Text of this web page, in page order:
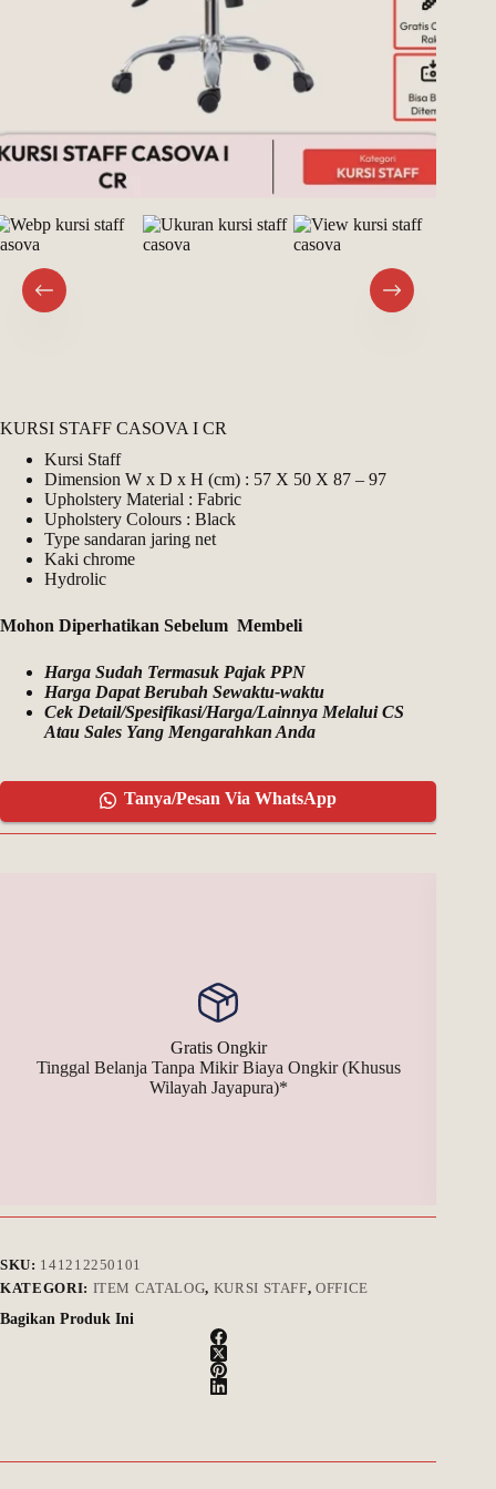
KURSI STAFF CASOVA I CR
Kursi Staff
Dimension W x D x H (cm) : 57 X 50 X 87 – 97
Upholstery Material : Fabric
Upholstery Colours : Black
Type sandaran jaring net
Kaki chrome
Hydrolic
Mohon Diperhatikan Sebelum Membeli
Harga Sudah Termasuk Pajak PPN
Harga Dapat Berubah Sewaktu-waktu
Cek Detail/Spesifikasi/Harga/Lainnya Melalui CS
Atau Sales Yang Mengarahkan Anda
Tanya/Pesan Via WhatsApp
Gratis Ongkir
Tinggal Belanja Tanpa Mikir Biaya Ongkir (Khusus
Wilayah Jayapura)*
SKU: 141212250101
KATEGORI: ITEM CATALOG, KURSI STAFF,OFFICE
Bagikan Produk Ini